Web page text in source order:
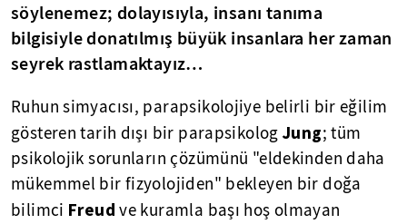
söylenemez; dolayısıyla, insanı tanıma
bilgisiyle donatılmış büyük insanlara her zaman
seyrek rastlamaktayız…
Ruhun simyacısı, parapsikolojiye belirli bir eğilim
gösteren tarih dışı bir parapsikologJung; tüm
psikolojik sorunların çözümünü "eldekinden daha
mükemmel bir fizyolojiden" bekleyen bir doğa
bilimci Freud ve kuramla başı hoş olmayan